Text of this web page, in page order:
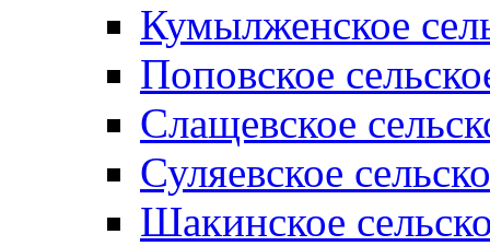
Кумылженское
Поповское
Слащевское
Суляевское
Шакинское